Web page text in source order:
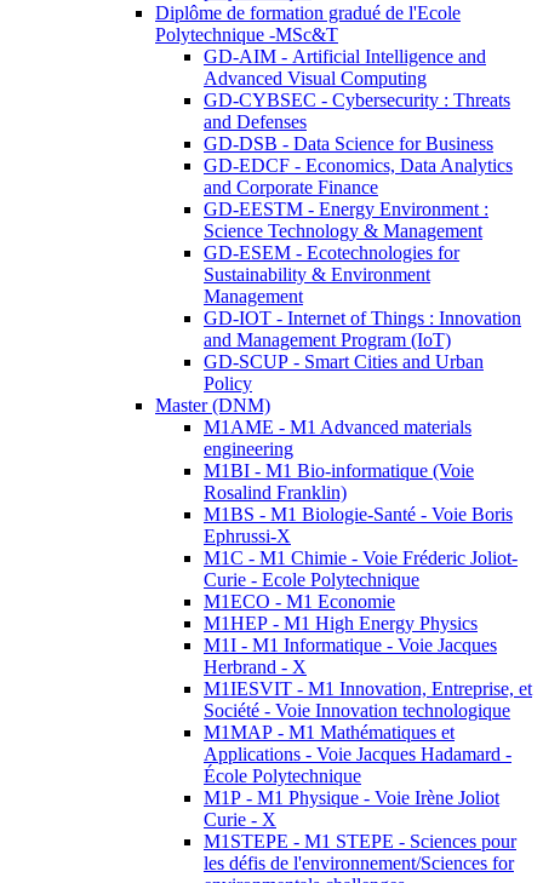
Diplôme de formation gradué de l'Ecole
Polytechnique -MSc&T
GD-AIM - Artificial Intelligence and
Advanced Visual Computing
GD-CYBSEC - Cybersecurity : Threats
and Defenses
GD-DSB - Data Science for Business
GD-EDCF - Economics, Data Analytics
and Corporate Finance
GD-EESTM - Energy Environment :
Science Technology & Management
GD-ESEM - Ecotechnologies for
Sustainability & Environment
Management
GD-IOT - Internet of Things : Innovation
and Management Program (IoT)
GD-SCUP - Smart Cities and Urban
Policy
Master (DNM)
M1AME - M1 Advanced materials
engineering
M1BI - M1 Bio-informatique (Voie
Rosalind Franklin)
M1BS - M1 Biologie-Santé - Voie Boris
Ephrussi-X
M1C - M1 Chimie - Voie Fréderic Joliot-
Curie - Ecole Polytechnique
M1ECO - M1 Economie
M1HEP - M1 High Energy Physics
M1I - M1 Informatique - Voie Jacques
Herbrand - X
M1IESVIT - M1 Innovation, Entreprise, et
Société - Voie Innovation technologique
M1MAP - M1 Mathématiques et
Applications - Voie Jacques Hadamard -
École Polytechnique
M1P - M1 Physique - Voie Irène Joliot
Curie - X
M1STEPE - M1 STEPE - Sciences pour
les défis de l'environnement/Sciences for